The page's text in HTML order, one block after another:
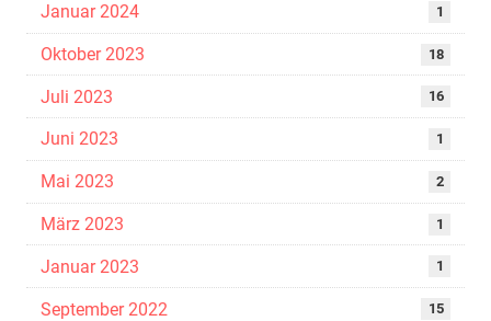
Januar 2024 1
Oktober 2023 18
Juli 2023 16
Juni 2023 1
Mai 2023 2
März 2023 1
Januar 2023 1
September 2022 15